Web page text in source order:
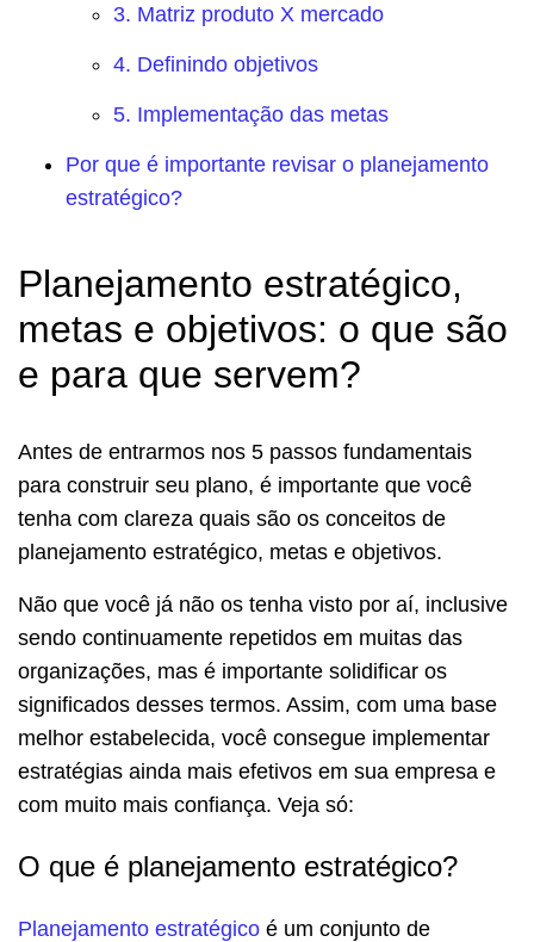
3. Matriz produto X mercado
4. Definindo objetivos
5. Implementação das metas
Por que é importante revisar o planejamento
estratégico?
Planejamento estratégico,
metas e objetivos: o que são
e para que servem?
Antes de entrarmos nos 5 passos fundamentais
para construir seu plano, é importante que você
tenha com clareza quais são os conceitos de
planejamento estratégico, metas e objetivos.
Não que você já não os tenha visto por aí, inclusive
sendo continuamente repetidos em muitas das
organizações, mas é importante solidificar os
significados desses termos. Assim, com uma base
melhor estabelecida, você consegue implementar
estratégias ainda mais efetivos em sua empresa e
com muito mais confiança. Veja só:
O que é planejamento estratégico?
Planejamento estratégico é um conjunto de